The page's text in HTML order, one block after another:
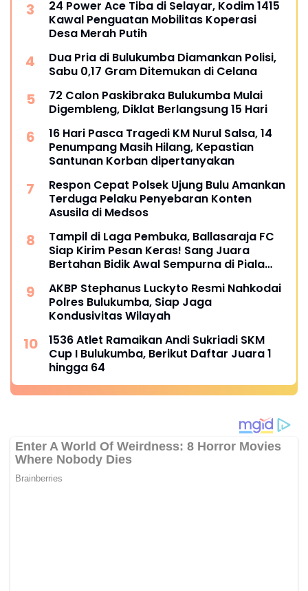
24 Power Ace Tiba di Selayar, Kodim 1415
Kawal Penguatan Mobilitas Koperasi
Desa Merah Putih
Dua Pria di Bulukumba Diamankan Polisi,
Sabu 0,17 Gram Ditemukan di Celana
72 Calon Paskibraka Bulukumba Mulai
Digembleng, Diklat Berlangsung 15 Hari
16 Hari Pasca Tragedi KM Nurul Salsa, 14
Penumpang Masih Hilang, Kepastian
Santunan Korban dipertanyakan
Respon Cepat Polsek Ujung Bulu Amankan
Terduga Pelaku Penyebaran Konten
Asusila di Medsos
Tampil di Laga Pembuka, Ballasaraja FC
Siap Kirim Pesan Keras! Sang Juara
Bertahan Bidik Awal Sempurna di Piala
AKBP Stephanus Luckyto Resmi Nahkodai
Polres Bulukumba, Siap Jaga
Kondusivitas Wilayah
1536 Atlet Ramaikan Andi Sukriadi SKM
Cup I Bulukumba, Berikut Daftar Juara 1
hingga 64